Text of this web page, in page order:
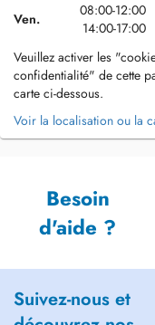
Ven.
08:00-12:00
14:00-17:00
Veuillez activer les
confidentialité" de cette
carte ci-dessous.
Voir la localisation ou la
Besoin
d'aide ?
Suivez-nous et